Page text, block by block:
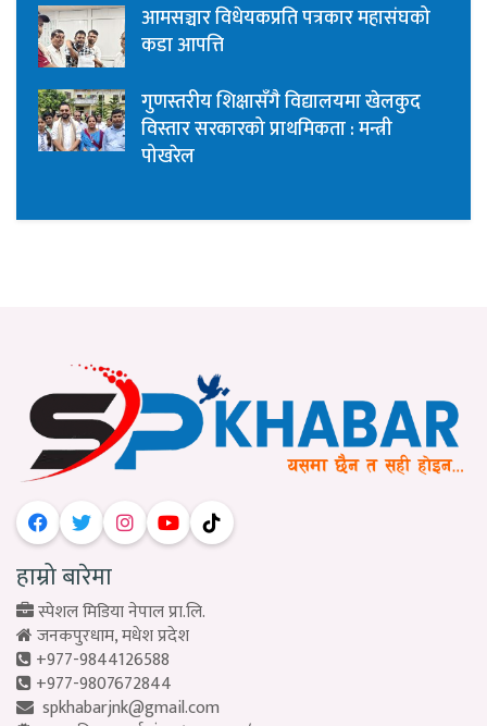
आमसञ्चार विधेयकप्रति पत्रकार महासंघको
कडा आपत्ति
गुणस्तरीय शिक्षासँगै विद्यालयमा खेलकुद
विस्तार सरकारको प्राथमिकता : मन्त्री
पोखरेल
हाम्रो बारेमा
स्पेशल मिडिया नेपाल प्रा.लि.
जनकपुरधाम, मधेश प्रदेश
+977-9844126588
+977-9807672844
spkhabarjnk@gmail.com